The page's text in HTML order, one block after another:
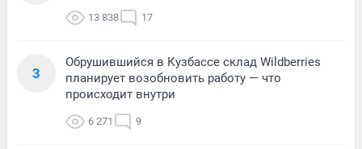
13 838 17
3
Обрушившийся в Кузбассе склад Wildberries
планирует возобновить работу — что
происходит внутри
6 271 9